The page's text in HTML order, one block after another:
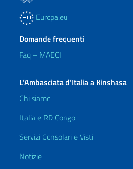
Europa.eu
Domande frequenti
Faq – MAECI
L’Ambasciata d’Italia a Kinshasa
Chi siamo
Italia e RD Congo
Servizi Consolari e Visti
Notizie